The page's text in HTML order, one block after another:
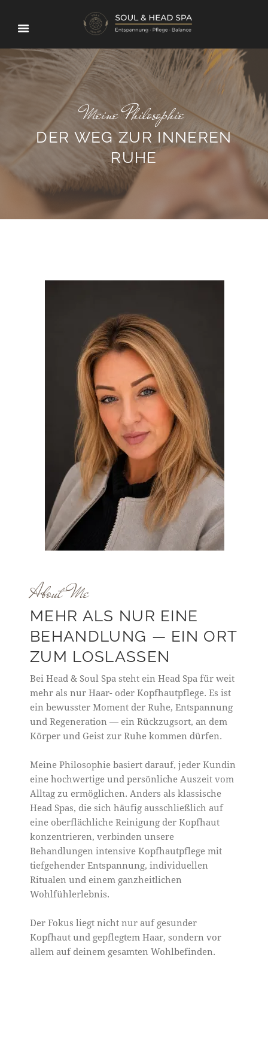
Meine Philosophie
DER WEG ZUR INNEREN
RUHE
About Me
MEHR ALS NUR EINE
BEHANDLUNG — EIN ORT
ZUM LOSLASSEN
Bei Head & Soul Spa steht ein Head Spa für weit
mehr als nur Haar- oder Kopfhautpflege. Es ist
ein bewusster Moment der Ruhe, Entspannung
und Regeneration — ein Rückzugsort, an dem
Körper und Geist zur Ruhe kommen dürfen.
Meine Philosophie basiert darauf, jeder Kundin
eine hochwertige und persönliche Auszeit vom
Alltag zu ermöglichen. Anders als klassische
Head Spas, die sich häufig ausschließlich auf
eine oberflächliche Reinigung der Kopfhaut
konzentrieren, verbinden unsere
Behandlungen intensive Kopfhautpflege mit
tiefgehender Entspannung, individuellen
Ritualen und einem ganzheitlichen
Wohlfühlerlebnis.
Der Fokus liegt nicht nur auf gesunder
Kopfhaut und gepflegtem Haar, sondern vor
allem auf deinem gesamten Wohlbefinden.